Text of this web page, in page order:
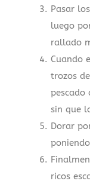
Pasar
luego
rallado
Cuando
trozos
sin que
Dorar
ricos